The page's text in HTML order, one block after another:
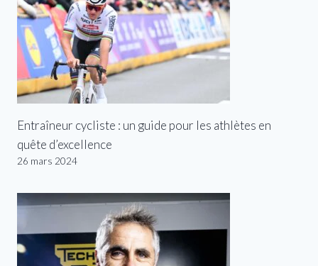
Entraîneur cycliste : un guide pour les athlètes en
quête d’excellence
26 mars 2024